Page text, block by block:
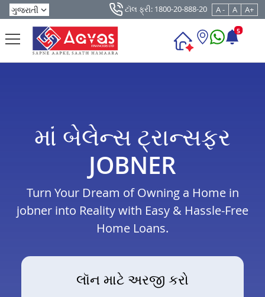
ટૉલ ફ્રી: 1800-20-888-20 A - A A+
5
માં બેલેન્સ ટ્રાન્સફર
JOBNER
Turn Your Dream of Owning a Home in
jobner into Reality with Easy & Hassle-Free
Home Loans.
લૉન માટે અરજી કરો